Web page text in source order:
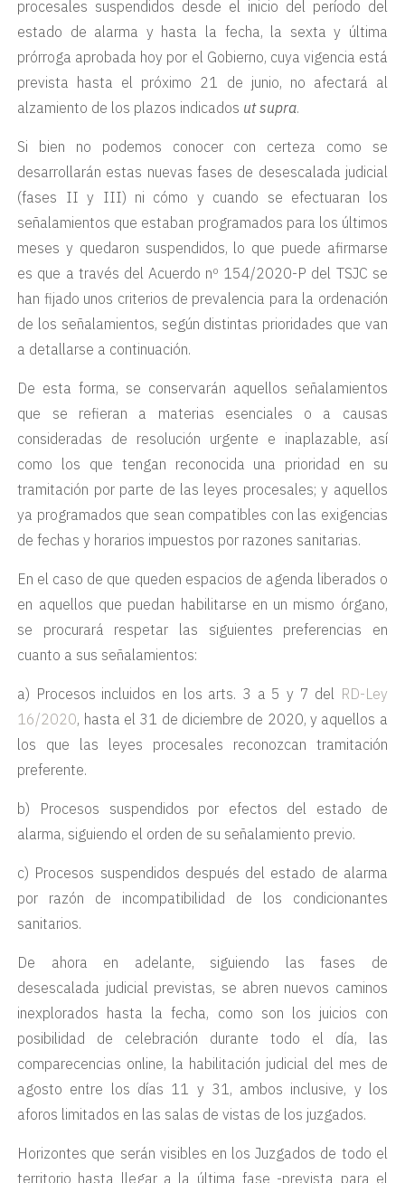
procesales suspendidos desde el inicio del período del
estado de alarma y hasta la fecha, la sexta y última
prórroga aprobada hoy por el Gobierno, cuya vigencia está
prevista hasta el próximo 21 de junio, no afectará al
alzamiento de los plazos indicados ut supra.
Si bien no podemos conocer con certeza como se
desarrollarán estas nuevas fases de desescalada judicial
(fases II y III) ni cómo y cuando se efectuaran los
señalamientos que estaban programados para los últimos
meses y quedaron suspendidos, lo que puede afirmarse
es que a través del Acuerdo nº 154/2020-P del TSJC se
han fijado unos criterios de prevalencia para la ordenación
de los señalamientos, según distintas prioridades que van
a detallarse a continuación.
De esta forma, se conservarán aquellos señalamientos
que se refieran a materias esenciales o a causas
consideradas de resolución urgente e inaplazable, así
como los que tengan reconocida una prioridad en su
tramitación por parte de las leyes procesales; y aquellos
ya programados que sean compatibles con las exigencias
de fechas y horarios impuestos por razones sanitarias.
En el caso de que queden espacios de agenda liberados o
en aquellos que puedan habilitarse en un mismo órgano,
se procurará respetar las siguientes preferencias en
cuanto a sus señalamientos:
a) Procesos incluidos en los arts. 3 a 5 y 7 del RD-Ley
16/2020, hasta el 31 de diciembre de 2020, y aquellos a
los que las leyes procesales reconozcan tramitación
preferente.
b) Procesos suspendidos por efectos del estado de
alarma, siguiendo el orden de su señalamiento previo.
c) Procesos suspendidos después del estado de alarma
por razón de incompatibilidad de los condicionantes
sanitarios.
De ahora en adelante, siguiendo las fases de
desescalada judicial previstas, se abren nuevos caminos
inexplorados hasta la fecha, como son los juicios con
posibilidad de celebración durante todo el día, las
comparecencias online, la habilitación judicial del mes de
agosto entre los días 11 y 31, ambos inclusive, y los
aforos limitados en las salas de vistas de los juzgados.
Horizontes que serán visibles en los Juzgados de todo el
territorio hasta llegar a la última fase -prevista para el